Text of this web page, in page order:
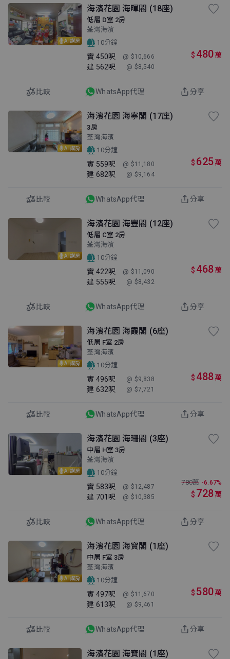
AI講房
海濱花園 海暉閣 (18座)
低層 D室 2房
荃灣海濱
10分鐘
實 450呎 @ $10,666
建 562呎 @ $8,540
$ 480萬
比較 WhatsApp代理 分享
AI講房
海濱花園 海寧閣 (17座)
3房
荃灣海濱
10分鐘
實 559呎 @ $11,180
建 682呎 @ $9,164
$ 625萬
比較 WhatsApp代理 分享
AI講房
海濱花園 海豐閣 (12座)
低層 C室 2房
荃灣海濱
10分鐘
實 422呎 @ $11,090
建 555呎 @ $8,432
$ 468萬
比較 WhatsApp代理 分享
AI講房
海濱花園 海霞閣 (6座)
低層 F室 2房
荃灣海濱
10分鐘
實 496呎 @ $9,838
建 632呎 @ $7,721
$ 488萬
比較 WhatsApp代理 分享
AI講房
海濱花園 海珊閣 (3座)
中層 H室 3房
荃灣海濱
10分鐘
實 583呎 @ $12,487
建 701呎 @ $10,385
780萬 -6.67%
$ 728萬
比較 WhatsApp代理 分享
AI講房
海濱花園 海寶閣 (1座)
中層 F室 3房
荃灣海濱
10分鐘
實 497呎 @ $11,670
建 613呎 @ $9,461
$ 580萬
比較 WhatsApp代理 分享
海濱花園 海寶閣 (1座)